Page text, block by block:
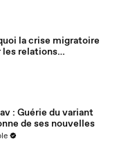
la crise migratoire
les relations
entre le Maroc et
: Guérie du variant
de ses nouvelles